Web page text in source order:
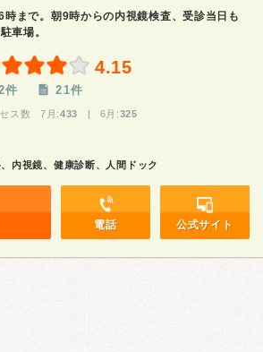
まで。朝9時からの内視鏡検査、受診当日も
車場。
4.15
件 21件
ス数 7月:433 | 6月:325
内視鏡、健康診断、人間ドック
電話 公式サイト